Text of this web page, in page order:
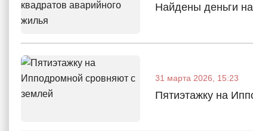
Найдены деньги
31 марта 2026, 15:23
Пятиэтажку на